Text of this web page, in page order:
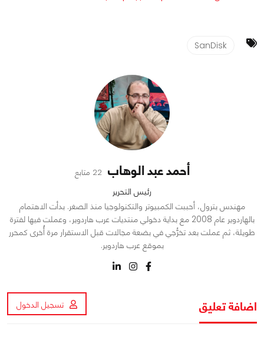
SanDisk
أحمد عبد الوهاب 22 متابع
رئيس التحرير
مهندس بترول، أحببت الكمبيوتر والتكنولوجيا منذ الصغر. بدأت الاهتمام
بالهاردوير عام 2008 مع بداية دخولي منتديات عرب هاردوير، وعملت فيها لفترة
طويلة، ثم عملت بعد تخرُّجي في بضعة مجالات قبل الاستقرار مرة أُخرى كمحرر
بموقع عرب هاردوير.
اضافة تعليق تسجيل الدخول